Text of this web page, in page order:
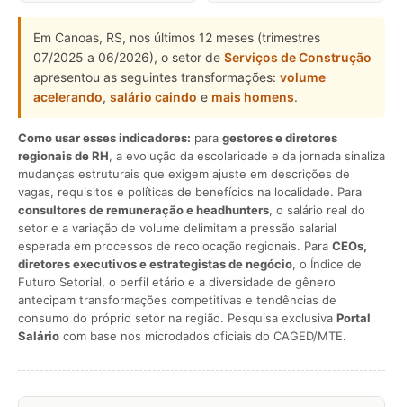
Em Canoas, RS, nos últimos 12 meses (trimestres
07/2025 a 06/2026), o setor de Serviços de Construção
apresentou as seguintes transformações: volume
acelerando, salário caindo e mais homens.
Como usar esses indicadores: para gestores e diretores
regionais de RH, a evolução da escolaridade e da jornada sinaliza
mudanças estruturais que exigem ajuste em descrições de
vagas, requisitos e políticas de benefícios na localidade. Para
consultores de remuneração e headhunters, o salário real do
setor e a variação de volume delimitam a pressão salarial
esperada em processos de recolocação regionais. Para CEOs,
diretores executivos e estrategistas de negócio, o Índice de
Futuro Setorial, o perfil etário e a diversidade de gênero
antecipam transformações competitivas e tendências de
consumo do próprio setor na região. Pesquisa exclusiva Portal
Salário com base nos microdados oficiais do CAGED/MTE.